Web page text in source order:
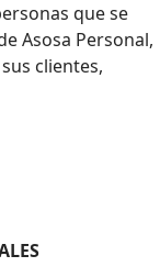
que se
Asosa Personal,
clientes,